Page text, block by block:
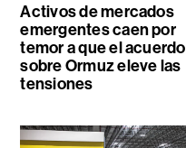
Activos de mercados
emergentes caen por
temor a que el acuerdo
sobre Ormuz eleve las
tensiones